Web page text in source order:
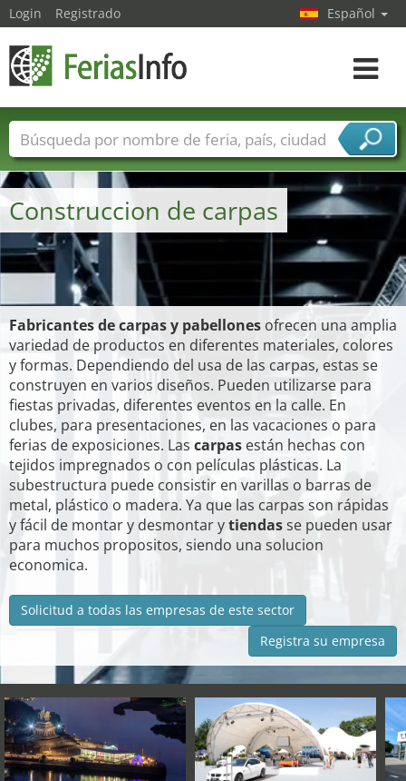
Construccion de carpas
Fabricantes de carpas y pabellones ofrecen una amplia
variedad de productos en diferentes materiales, colores
y formas. Dependiendo del usa de las carpas, estas se
construyen en varios diseños. Pueden utilizarse para
fiestas privadas, diferentes eventos en la calle. En
clubes, para presentaciones, en las vacaciones o para
ferias de exposiciones. Las carpas están hechas con
tejidos impregnados o con películas plásticas. La
subestructura puede consistir en varillas o barras de
metal, plástico o madera. Ya que las carpas son rápidas
y fácil de montar y desmontar ytiendasse pueden usar
para muchos propositos, siendo una solucion
economica.
Solicitud a todas las empresas de este sector
Registra su empresa
Login Registrado Español
toggle
Nombres de ferias Países
Ciudades
Sectores de ferias
Sectores de proveedor de servicios